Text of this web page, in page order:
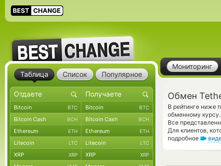
Мониторинг
Обмен
В рейтинге ниже
обменному
Все
Для клиентов,
подробное
Таблица Список Популярное
Bitcoin BTC Bitcoin BTC
Bitcoin Cash BCH Bitcoin Cash BCH
Ethereum ETH Ethereum ETH
Litecoin LTC Litecoin LTC
XRP XRP XRP XRP